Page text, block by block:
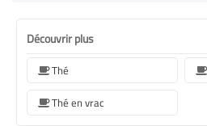
Découvrir plus
Thé
Thé en vrac